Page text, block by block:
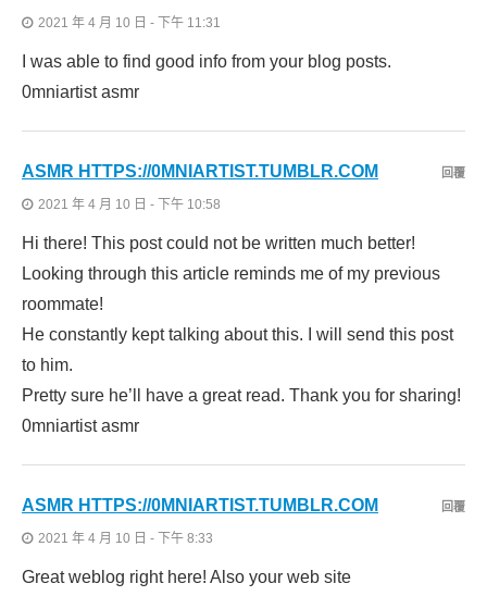
2021 年 4 月 10 日 - 下午 11:31
I was able to find good info from your blog posts.
0mniartist asmr
ASMR HTTPS://0MNIARTIST.TUMBLR.COM
2021 年 4 月 10 日 - 下午 10:58
Hi there! This post could not be written much better!
Looking through this article reminds me of my previous
roommate!
He constantly kept talking about this. I will send this post
to him.
Pretty sure he’ll have a great read. Thank you for sharing!
0mniartist asmr
回覆
ASMR HTTPS://0MNIARTIST.TUMBLR.COM
2021 年 4 月 10 日 - 下午 8:33
Great weblog right here! Also your web site
回覆